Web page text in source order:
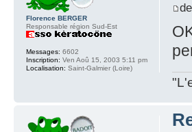
de
Florence BERGER
Responsable région Sud-Est
Messages: 6602
Inscription: Ven Aoû 15, 2003 5:11 pm
Localisation: Saint-Galmier (Loire)